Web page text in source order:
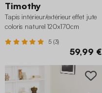
Timothy
Tapis intérieur/extérieur effet jute
coloris naturel 120x170cm
5 (3)
59,99 €